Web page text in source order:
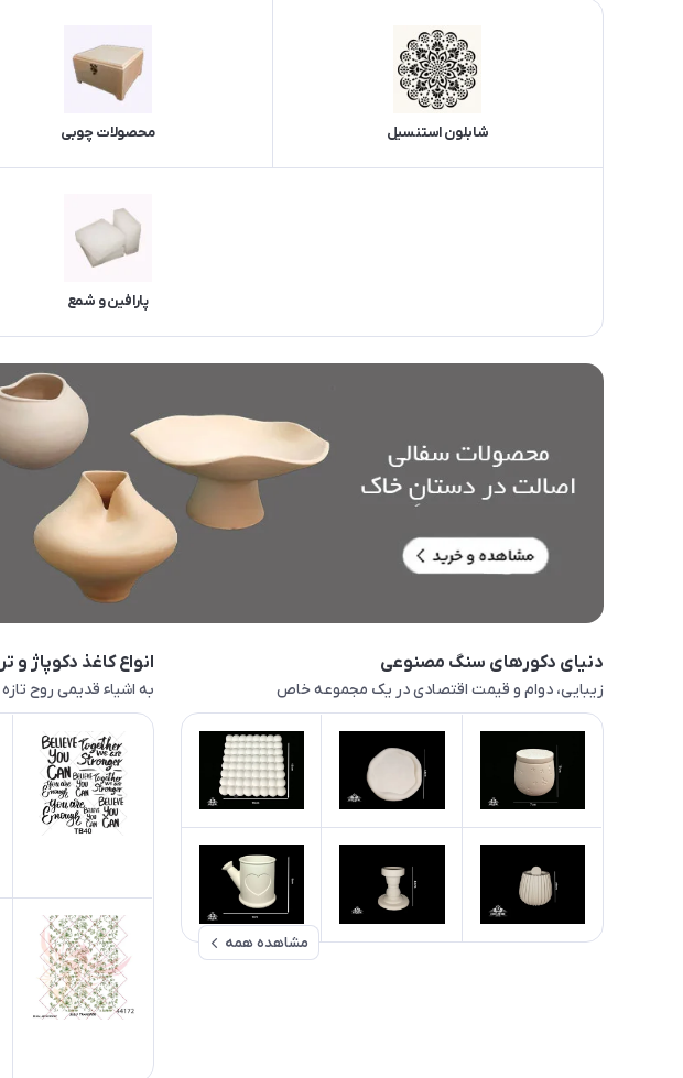
شابلون استنسیل محصولات چوبی
پارافین و شمع
دنیای دکورهای سنگ مصنوعی
زیبایی، دوام و قیمت اقتصادی در یک مجموعه خاص
مشاهده همه
انواع کاغذ دکوپاژ و
به اشیاء قدیمی روح